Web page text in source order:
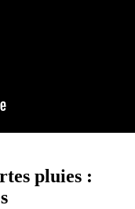
pluies :